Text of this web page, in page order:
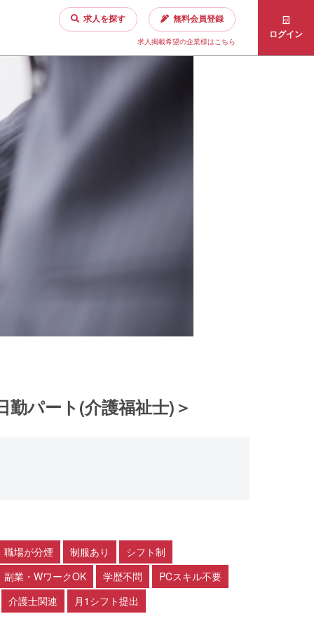
求人を探す 無料会員登録
求人掲載希望の企業様はこちら
ログイン
パート(介護福祉士)＞
職場が分煙 制服あり
シフト制
副業・WワークOK
学歴不問
PCスキル不要
介護士関連
月1シフト提出